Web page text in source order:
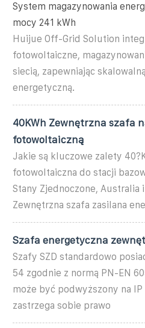
System magazynowania
mocy 241 kWh
Huijue Off-Grid Solution
fotowoltaiczne,
siecią, zapewniając
energetyczną.
40KWh Zewnętrzna szafa
fotowoltaiczną
Jakie są kluczowe zalety
fotowoltaiczna do stacji
Stany Zjednoczone, Australia
Zewnętrzna szafa zasilana
Szafa energetyczna
Szafy SZD standardowo
54 zgodnie z normą PN-EN
może być podwyższony na IP
zastrzega sobie prawo